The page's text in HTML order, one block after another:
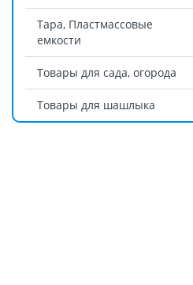
Тара, Пластмассовые
емкости
Товары для сада, огорода
Товары для шашлыка